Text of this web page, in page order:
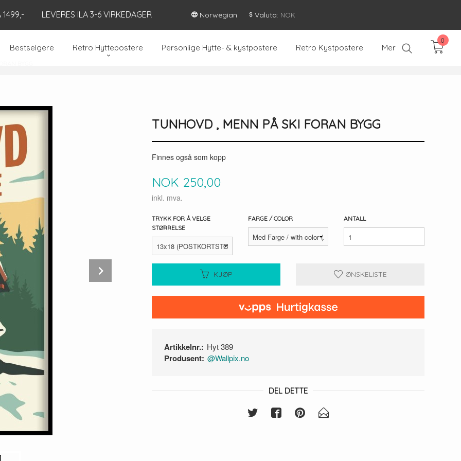
1499,- LEVERES ILA 3-6 VIRKEDAGER Norwegian Valuta: NOK
Bestselgere Retro Hyttepostere Personlige Hytte- & kystpostere Retro Kystpostere Mer
0
TUNHOVD , MENN PÅ SKI FORAN BYGG
Finnes også som kopp
Pris
NOK 250,00
inkl. mva.
TRYKK FOR Å VELGE
STØRRELSE
FARGE / COLOR ANTALL
KJØP ØNSKELISTE
Artikkelnr.: Hyt 389
Produsent: @Wallpix.no
DEL DETTE